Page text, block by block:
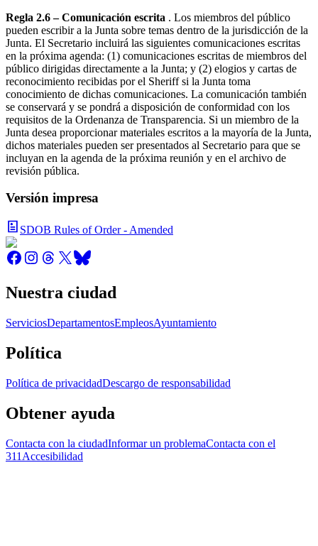
Regla 2.6 – Comunicación escrita . Los miembros del público
pueden escribir a la Junta sobre temas dentro de la jurisdicción de la
Junta. El Secretario incluirá las siguientes comunicaciones escritas
en la próxima agenda: (1) comunicaciones escritas de miembros del
público dirigidas directamente a la Junta; y (2) elogios y cartas de
reconocimiento recibidas por el Sheriff si la Junta toma
conocimiento de dichas comunicaciones. La comunicación también
se conservará y se pondrá a disposición de conformidad con los
requisitos de la Ordenanza de Transparencia. Si un miembro de la
Junta desea proporcionar materiales escritos a la mayoría de la Junta,
dichos materiales pueden ser presentados al Secretario para que se
incluyan en la agenda de la próxima reunión y en el archivo de
revisión pública.
Versión impresa
SDOB Rules of Order - Amended
Nuestra ciudad
ServiciosDepartamentosEmpleosAyuntamiento
Política
Política de privacidadDescargo de responsabilidad
Obtener ayuda
Contacta con la ciudadInformar un problemaContacta con el
311 Accesibilidad